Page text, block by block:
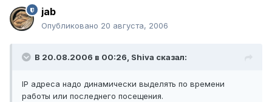
jab
Опубликовано 20 августа, 2006
В 20.08.2006 в 00:26, Shiva сказал:
IP адреса надо динамически выделять по времени
работы или последнего посещения.